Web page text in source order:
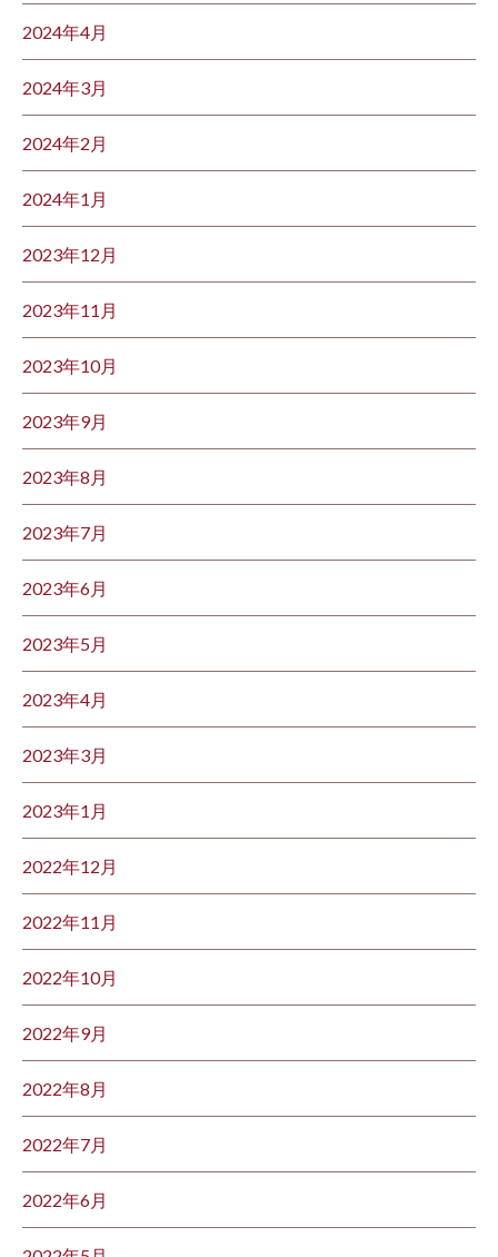
2024年4月
2024年3月
2024年2月
2024年1月
2023年12月
2023年11月
2023年10月
2023年9月
2023年8月
2023年7月
2023年6月
2023年5月
2023年4月
2023年3月
2023年1月
2022年12月
2022年11月
2022年10月
2022年9月
2022年8月
2022年7月
2022年6月